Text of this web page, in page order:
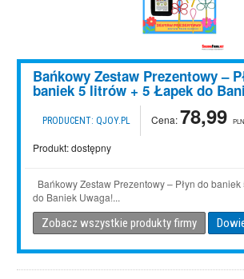
Bańkowy Zestaw Prezentowy –
baniek 5 litrów + 5 Łapek do
PRODUCENT: QJOY.PL Cena:78,99 PLN
Produkt:dostępny
Bańkowy Zestaw Prezentowy – Płyn do
do Baniek Uwaga!...
Zobacz wszystkie produkty firmy